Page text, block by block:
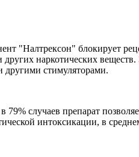
"Налтрексон" блокирует
наркотических
другими стимуляторами.
случаев препарат
интоксикации, в